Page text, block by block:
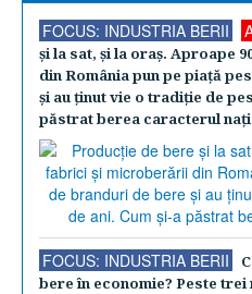
FOCUS: INDUSTRIA BERII
şi la sat, şi la oraş. Aproape
din România pun pe piaţă
şi au ţinut vie o tradiţie de
păstrat berea caracterul
FOCUS: INDUSTRIA BERII
bere în economie? Peste